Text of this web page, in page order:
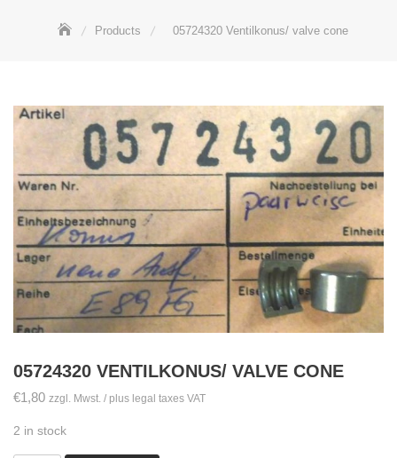
Products 05724320 Ventilkonus/ valve cone
05724320 VENTILKONUS/ VALVE CONE
€1,80 zzgl. Mwst. / plus legal taxes VAT
2 in stock